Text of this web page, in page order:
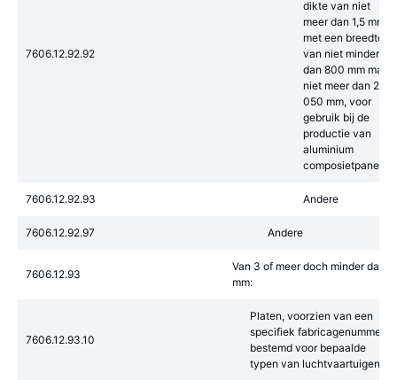
7606.12.92.92
dikte van niet
meer dan 1,5 mm,
met een breedte
van niet minder
dan 800 mm maar
niet meer dan 2
050 mm, voor
gebruik bij de
productie van
aluminium
composietpanelen
7606.12.92.93 Andere
7606.12.92.97 Andere
7606.12.93
Van 3 of meer doch minder dan 6
mm:
7606.12.93.10
Platen, voorzien van een
specifiek fabricagenummer,
bestemd voor bepaalde
typen van luchtvaartuigen